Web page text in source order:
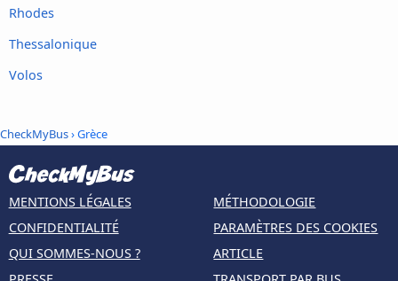
Rhodes
Thessalonique
Volos
CheckMyBus› Grèce
MENTIONS LÉGALES
CONFIDENTIALITÉ
QUI SOMMES-NOUS ?
MÉTHODOLOGIE
PARAMÈTRES DES COOKIES
ARTICLE